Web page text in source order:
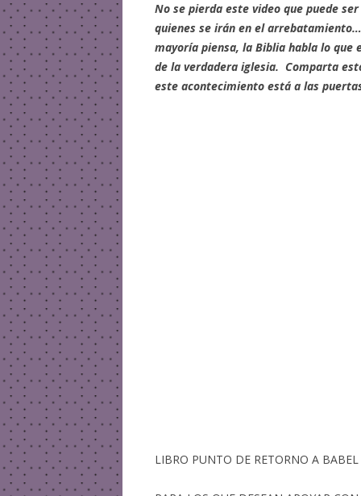
No se pierda este video que puede
quienes se irán en el
mayoría piensa, la Biblia habla lo
de la verdadera iglesia. Comparta
este acontecimiento está a las
LIBRO PUNTO DE RETORNO A